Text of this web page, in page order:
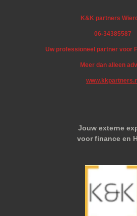
K&K partners
06-34385587
Uw professioneel partner voor
Meer dan alleen
Jouw externe
voor finance en